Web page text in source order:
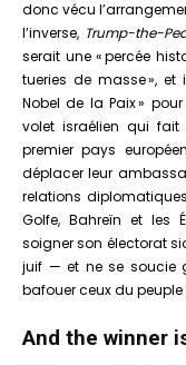
donc vécu
l’inverse, Trump-the-
serait une « percée
tueries de masse », et
Nobel de la Paix »
volet israélien qui
premier pays
déplacer leur
relations
Golfe, Bahreïn et les
soigner son électorat
juif — et ne se soucie
bafouer ceux du
And the winner